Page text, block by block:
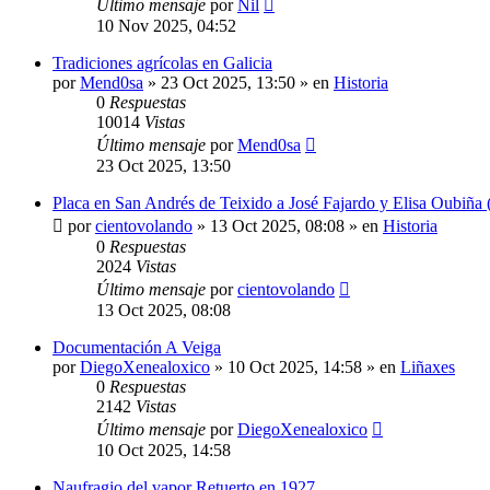
Último mensaje por Nil
10 Nov 2025, 04:52
Tradiciones agrícolas en Galicia
porMend0sa » 23 Oct 2025, 13:50 » en Historia
0 Respuestas
10014 Vistas
Último mensaje porMend0sa
23 Oct 2025, 13:50
Placa en San Andrés de Teixido a José Fajardo y Elisa Oubiña
porcientovolando » 13 Oct 2025, 08:08 » en Historia
0 Respuestas
2024 Vistas
Último mensaje porcientovolando
13 Oct 2025, 08:08
Documentación A Veiga
porDiegoXenealoxico » 10 Oct 2025, 14:58 » en Liñaxes
0 Respuestas
2142 Vistas
Último mensaje porDiegoXenealoxico
10 Oct 2025, 14:58